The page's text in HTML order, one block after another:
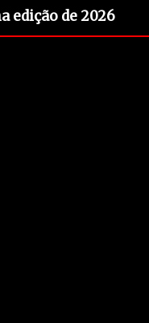
edição de 2026